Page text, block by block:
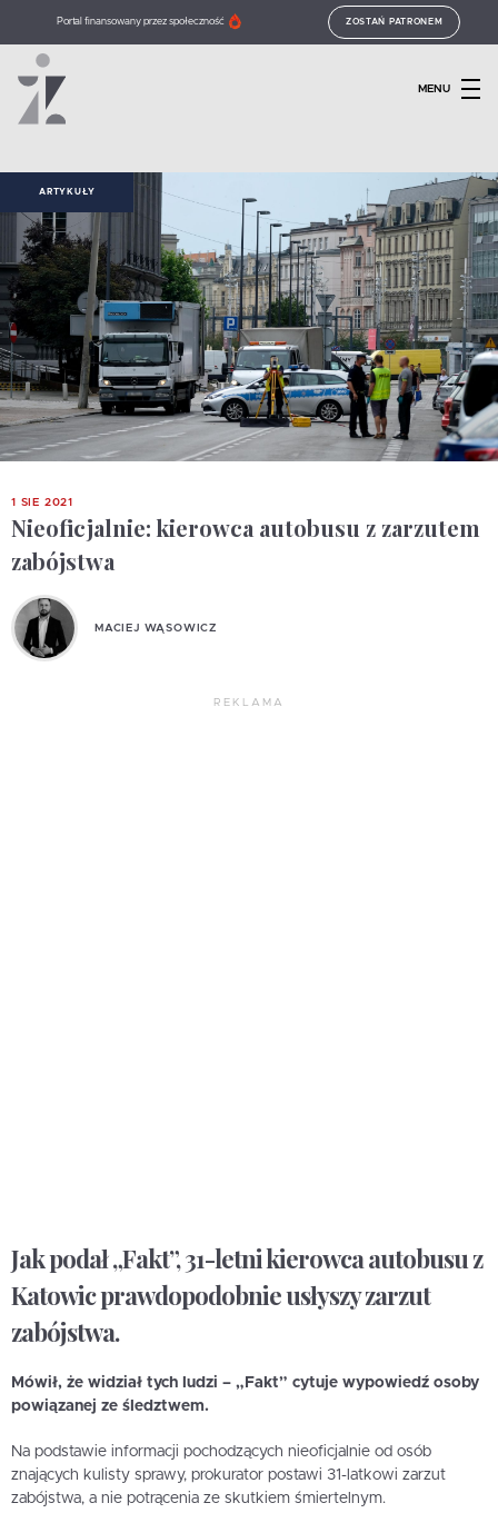
Portal finansowany przez społeczność ZOSTAŃ PATRONEM
MENU
ARTYKUŁY
1 SIE 2021
Nieoficjalnie: kierowca autobusu z zarzutem
zabójstwa
MACIEJ WĄSOWICZ
REKLAMA
Jak podał „Fakt”, 31-letni kierowca autobusu z
Katowic prawdopodobnie usłyszy zarzut
zabójstwa.
Mówił, że widział tych ludzi – „Fakt” cytuje wypowiedź osoby
powiązanej ze śledztwem.
Na podstawie informacji pochodzących nieoficjalnie od osób
znających kulisty sprawy, prokurator postawi 31-latkowi zarzut
zabójstwa, a nie potrącenia ze skutkiem śmiertelnym.